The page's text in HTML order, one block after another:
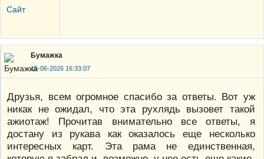
Сайт
Бумажка
15-06-2026 16:33:07
Друзья, всем огромное спасибо за ответы. Вот уж
никак не ожидал, что эта рухлядь вызовет такой
ажиотаж! Прочитав внимательно все ответы, я
достану из рукава как оказалось еще несколько
интересных карт. Эта рама не единственная,